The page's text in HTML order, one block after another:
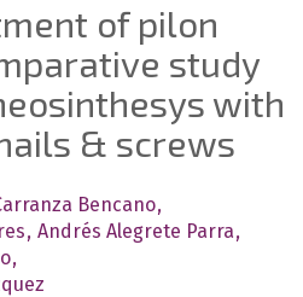
of pilon
study
with
& screws
Bencano
Andrés Alegrete Parra